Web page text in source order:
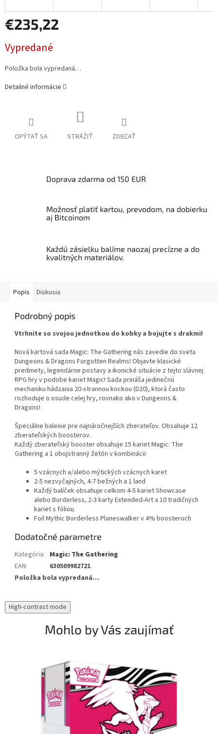
€235,22
cena:
Vypredané
Položka bola vypredaná…
Detailné informácie
OPÝTAŤ SA STRÁŽIŤ ZDIEĽAŤ
Doprava zdarma od 150 EUR
Možnosť platiť kartou, prevodom, na dobierku
aj Bitcoinom
Každú zásielku balíme naozaj precízne a do
kvalitných materiálov.
Popis Diskusia
Podrobný popis
Vtrhnite so svojou jednotkou do kobky a bojujte s drakmi!
Nová kartová sada Magic: The Gathering nás zavedie do sveta
Dungeons & Dragons Forgotten Realms! Objavte klasické
predmety, legendárne postavy a ikonické situácie z tejto slávnej
RPG hry v podobe kariet Magic! Sada prináša jedinečnú
mechaniku hádzania 20-strannou kockou (D20), ktorá často
rozhoduje o osude celej hry, rovnako ako v Dungeons &
Dragons!
Špeciálne balenie pre najnáročnejších zberateľov. Obsahuje 12
zberateľských boosterov.
Každý zberateľský booster obsahuje 15 kariet Magic: The
Gathering a 1 obojstranný žetón v kombinácii:
5 vzácnych a/alebo mýtických vzácnych karet
2-5 nezvyčajných, 4-7 bežných a 1 land
Každý balíček obsahuje celkom 4-5 kariet Showcase
alebo Borderless, 2-3 karty Extended-Art a 10 tradičných
kariet s fóliou.
Foil Mythic Borderless Planeswalker v 4% boosteroch
Dodatočné parametre
Kategória: Magic: The Gathering
EAN:
630509982721
Položka bola vypredaná…
High-contrast mode
Mohlo by Vás zaujímať